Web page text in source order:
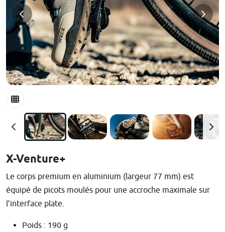
X-Venture+
Le corps premium en aluminium (largeur 77 mm) est
équipé de picots moulés pour une accroche maximale sur
l’interface plate.
Poids : 190 g